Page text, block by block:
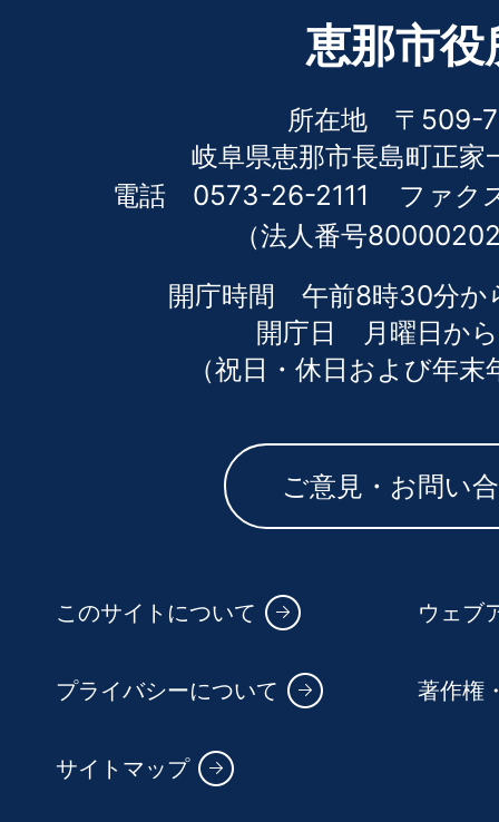
恵那市役
所在地 〒509-
岐阜県恵那市長島町正家
電話 0573-26-2111
ファ
（法人番号
開庁時間 午前8時30分か
開庁日 月曜日か
（祝日・休日および年
ご意見・お問い
このサイトについて ウェブ
プライバシーについて 著作権
サイトマップ